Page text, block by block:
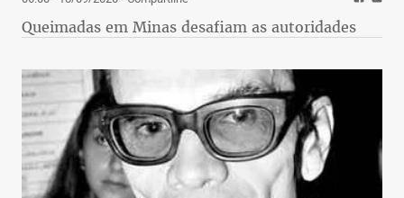
Queimadas em Minas desafiam as autoridades